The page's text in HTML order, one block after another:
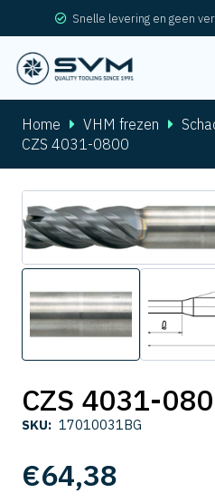
Snelle levering en geen
Home VHM frezen
CZS 4031-0800
CZS 4031-
SKU: 17010031BG
€64,38